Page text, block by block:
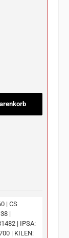
die Schaltflächen
| CS
|
| IPSA:
| KILEN: